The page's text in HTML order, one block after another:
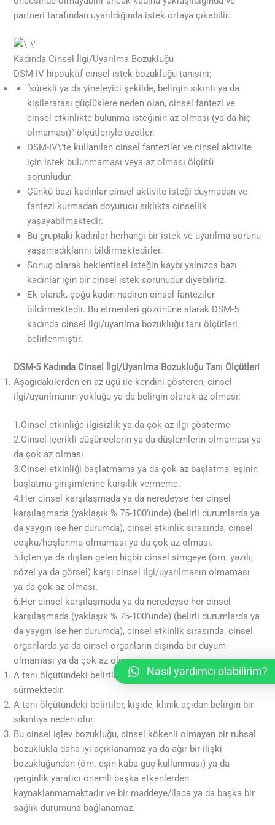
partneri tarafından uyarıldığında istek ortaya çıkabilir.
Kadında Cinsel İlgi/Uyarılma Bozukluğu
DSM-IV hipoaktif cinsel istek bozukluğu tanısını;
“sürekli ya da yineleyici şekilde, belirgin sıkıntı ya da
kişilerarası güçlüklere neden olan, cinsel fantezi ve
cinsel etkinlikte bulunma isteğinin az olması (ya da hiç
olmaması)” ölçütleriyle özetler.
DSM-IV\’te kullanılan cinsel fanteziler ve cinsel aktivite
için istek bulunmaması veya az olması ölçütü
sorunludur.
Çünkü bazı kadınlar cinsel aktivite isteği duymadan ve
fantezi kurmadan doyurucu sıklıkta cinsellik
yaşayabilmaktedir.
Bu gruptaki kadınlar herhangi bir istek ve uyarılma sorunu
yaşamadıklarını bildirmektedirler.
Sonuç olarak beklentisel isteğin kaybı yalnızca bazı
kadınlar için bir cinsel istek sorunudur diyebiliriz.
Ek olarak, çoğu kadın nadiren cinsel fanteziler
bildirmektedir. Bu etmenleri gözönüne alarak DSM-5
kadında cinsel ilgi/uyarılma bozukluğu tanı ölçütleri
belirlenmiştir.
DSM-5 Kadında Cinsel İlgi/Uyarılma Bozukluğu Tanı Ölçütleri
Aşağıdakilerden en az üçü ile kendini gösteren, cinsel
ilgi/uyarılmanın yokluğu ya da belirgin olarak az olması:
1.Cinsel etkinliğe ilgisizlik ya da çok az ilgi gösterme
2.Cinsel içerikli düşüncelerin ya da düşlemlerin olmaması ya
da çok az olması
3.Cinsel etkinliği başlatmama ya da çok az başlatma, eşinin
başlatma girişimlerine karşılık vermeme.
4.Her cinsel karşılaşmada ya da neredeyse her cinsel
karşılaşmada (yaklaşık % 75-100’ünde) (belirli durumlarda ya
da yaygın ise her durumda), cinsel etkinlik sırasında, cinsel
coşku/hoşlanma olmaması ya da çok az olması.
5.İçten ya da dıştan gelen hiçbir cinsel simgeye (örn. yazılı,
sözel ya da görsel) karşı cinsel ilgi/uyarılmanın olmaması
ya da çok az olması.
6.Her cinsel karşılaşmada ya da neredeyse her cinsel
karşılaşmada (yaklaşık % 75-100’ünde) (belirli durumlarda ya
da yaygın ise her durumda), cinsel etkinlik sırasında, cinsel
organlarda ya da cinsel organların dışında bir duyum
olmaması ya da çok az olması.
A tanı ölçütündeki belirtiler, en az, yaklaşık altı aydır
sürmektedir.
A tanı ölçütündeki belirtiler, kişide, klinik açıdan belirgin bir
sıkıntıya neden olur.
Bu cinsel işlev bozukluğu, cinsel kökenli olmayan bir ruhsal
bozuklukla daha iyi açıklanamaz ya da ağır bir ilişki
bozukluğundan (örn. eşin kaba güç kullanması) ya da
gerginlik yaratıcı önemli başka etkenlerden
kaynaklanmamaktadır ve bir maddeye/ilaca ya da başka bir
sağlık durumuna bağlanamaz.
Nasıl yardımcı olabilirim?